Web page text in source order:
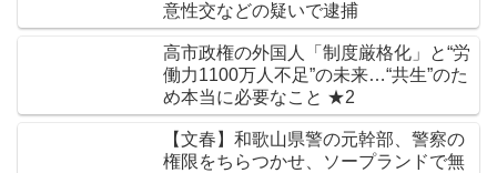
意性交などの疑いで逮捕
高市政権の外国人「制度厳格化」と“労
働力1100万人不足”の未来…“共生”のた
め本当に必要なこと ★2
【文春】和歌山県警の元幹部、警察の
権限をちらつかせ、ソープランドで無